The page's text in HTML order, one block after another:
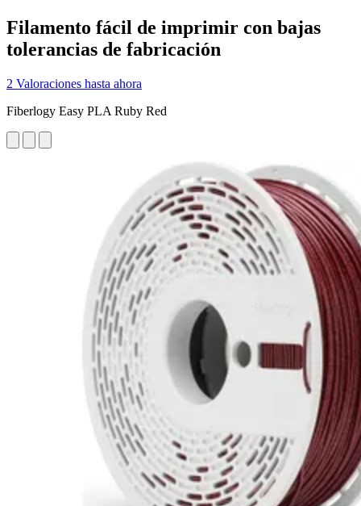
Filamento fácil de imprimir con bajas
tolerancias de fabricación
2 Valoraciones hasta ahora
Fiberlogy Easy PLA Ruby Red